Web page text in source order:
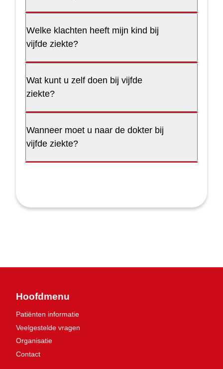
Welke klachten heeft mijn kind bij
vijfde ziekte?
Wat kunt u zelf doen bij vijfde
ziekte?
Wanneer moet u naar de dokter bij
vijfde ziekte?
Hoofdmenu
Patiënten informatie
Veelgestelde vragen
Organisatie
Contact